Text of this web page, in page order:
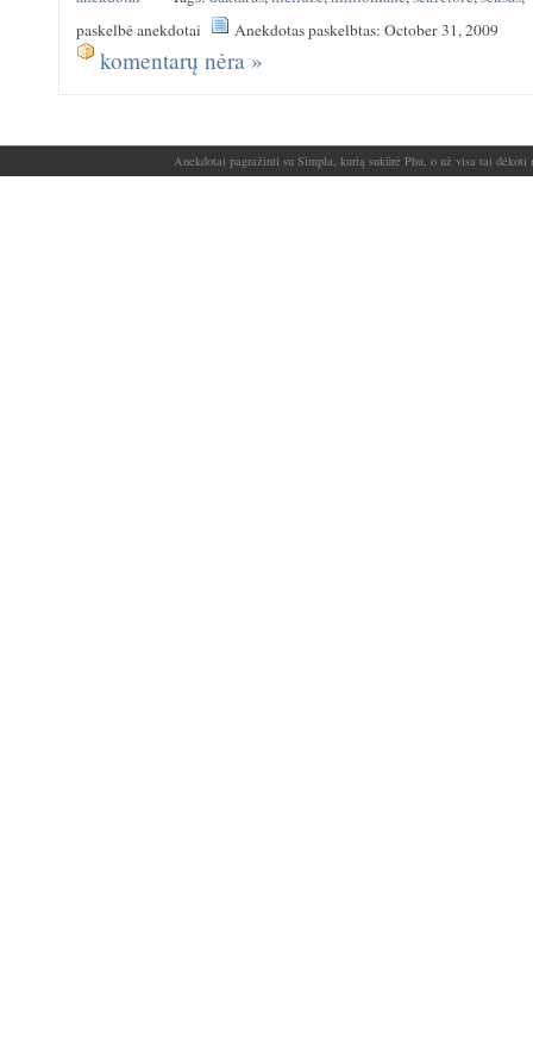
paskelbė anekdotai
Anekdotas paskelbtas: October 31, 2009
komentarų nėra »
Anekdotai pagražinti su Simpla, kurią sukūrė Phu, o už visa tai